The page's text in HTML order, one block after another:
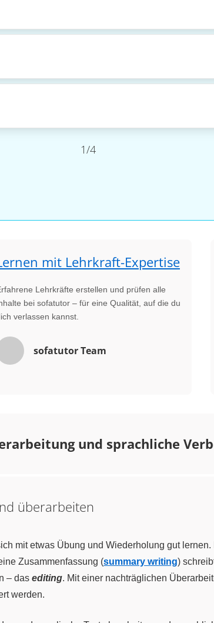
1/4
mit Lehrkraft-Expertise
Lehrkräfte erstellen und prüfen alle
bei sofatutor – für eine Qualität, auf die du
verlassen kannst.
sofatutor Team
und sprachliche
überarbeiten
mit etwas Übung und Wiederholung gut
Zusammenfassung (summary writing)
– das editing. Mit einer nachträglichen
werden.